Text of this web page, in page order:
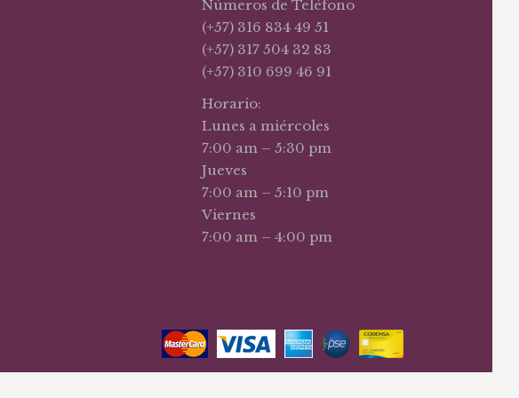
Números de Teléfono
(+57) 316 834 49 51
(+57) 317 504 32 83
(+57) 310 699 46 91
Horario:
Lunes a miércoles
7:00 am – 5:30 pm
Jueves
7:00 am – 5:10 pm
Viernes
7:00 am – 4:00 pm